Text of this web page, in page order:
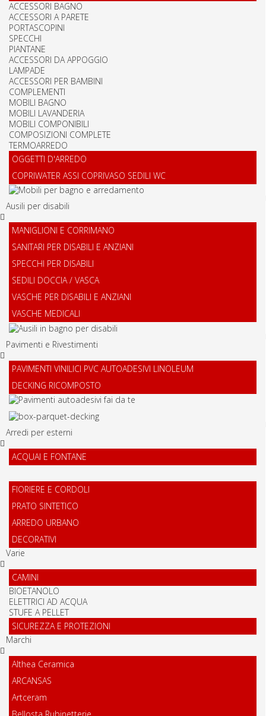
ACCESSORI BAGNO
ACCESSORI A PARETE
PORTASCOPINI
SPECCHI
PIANTANE
ACCESSORI DA APPOGGIO
LAMPADE
ACCESSORI PER BAMBINI
COMPLEMENTI
MOBILI BAGNO
MOBILI LAVANDERIA
MOBILI COMPONIBILI
COMPOSIZIONI COMPLETE
TERMOARREDO
OGGETTI D'ARREDO
COPRIWATER ASSI COPRIVASO SEDILI WC
Ausili per disabili
MANIGLIONI E CORRIMANO
SANITARI PER DISABILI E ANZIANI
SPECCHI PER DISABILI
SEDILI DOCCIA / VASCA
VASCHE PER DISABILI E ANZIANI
VASCHE MEDICALI
Pavimenti e Rivestimenti
PAVIMENTI VINILICI PVC AUTOADESIVI LINOLEUM
DECKING RICOMPOSTO
Arredi per esterni
ACQUAI E FONTANE
FIORIERE E CORDOLI
PRATO SINTETICO
ARREDO URBANO
DECORATIVI
Varie
CAMINI
BIOETANOLO
ELETTRICI AD ACQUA
STUFE A PELLET
SICUREZZA E PROTEZIONI
Marchi
Althea Ceramica
ARCANSAS
Artceram